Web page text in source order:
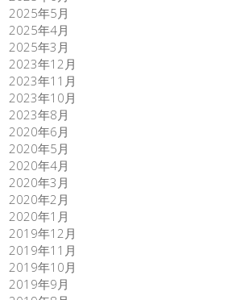
2025年5月
2025年4月
2025年3月
2023年12月
2023年11月
2023年10月
2023年8月
2020年6月
2020年5月
2020年4月
2020年3月
2020年2月
2020年1月
2019年12月
2019年11月
2019年10月
2019年9月